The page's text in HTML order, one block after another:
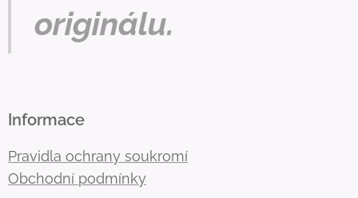
originálu.
Informace
Pravidla ochrany soukromí
Obchodní podmínky